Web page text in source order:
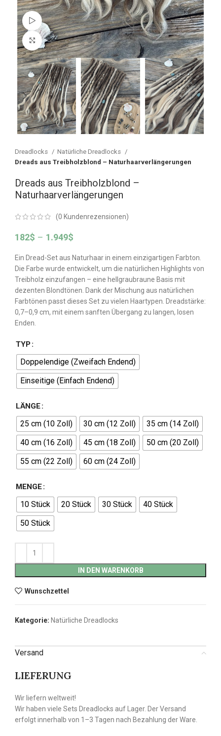
Watch video
Vergrößern
Dreadlocks
Natürliche Dreadlocks
Dreads aus Treibholzblond – Naturhaarverlängerungen
Dreads aus Treibholzblond –
Naturhaarverlängerungen
(0 Kundenrezensionen)
182$ – 1.949$
Ein Dread-Set aus Naturhaar in einem einzigartigen Farbton.
Die Farbe wurde entwickelt, um die natürlichen Highlights von
Treibholz einzufangen – eine hellgraubraune Basis mit
dezenten Blondtönen. Dank der Mischung aus natürlichen
Farbtönen passt dieses Set zu vielen Haartypen. Dreadstärke:
0,7–0,9 cm, mit einem sanften Übergang zu langen, losen
Enden.
TYP
Doppelendige (Zweifach Endend)
Einseitige (Einfach Endend)
LÄNGE
25 cm (10 Zoll) 30 cm (12 Zoll)
35 cm (14 Zoll)
40 cm (16 Zoll)
45 cm (18 Zoll)
50 cm (20 Zoll)
55 cm (22 Zoll)
60 cm (24 Zoll)
MENGE
10 Stück 20 Stück 30 Stück
40 Stück
50 Stück
IN DEN WARENKORB
Wunschzettel
Kategorie: Natürliche Dreadlocks
Versand
LIEFERUNG
Wir liefern weltweit!
Wir haben viele Sets Dreadlocks auf Lager. Der Versand
erfolgt innerhalb von 1–3 Tagen nach Bezahlung der Ware.